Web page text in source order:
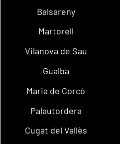
Balsareny
Martorell
Vilanova de Sau
Gualba
Maria de Corcó
Palautordera
Cugat del Vallès